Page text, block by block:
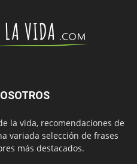
la vida, recomendaciones de
variada selección de frases
más destacados.